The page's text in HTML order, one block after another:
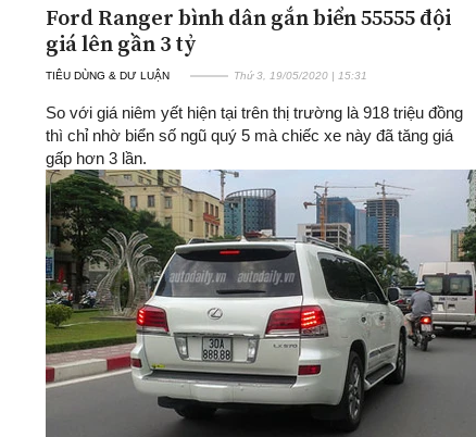
Ford Ranger bình dân gắn biển 55555 đội
giá lên gần 3 tỷ
TIÊU DÙNG & DƯ LUẬN Thứ 3, 19/05/2020 | 15:31
So với giá niêm yết hiện tại trên thị trường là 918 triệu đồng
thì chỉ nhờ biển số ngũ quý 5 mà chiếc xe này đã tăng giá
gấp hơn 3 lần.